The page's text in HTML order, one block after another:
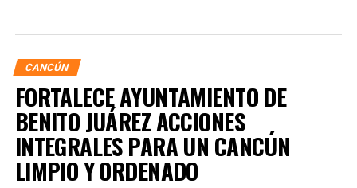
CANCÚN
FORTALECE AYUNTAMIENTO DE
BENITO JUÁREZ ACCIONES
INTEGRALES PARA UN CANCÚN
LIMPIO Y ORDENADO